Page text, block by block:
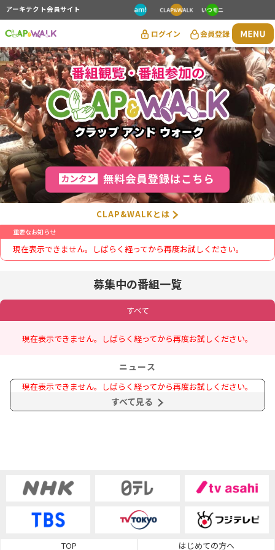
アーキテクト会員サイト
CLAP&WALKとは
重要なお知らせ
現在表示できません。しばらく経ってから再度お試しください。
募集中の番組一覧
すべて
現在表示できません。しばらく経ってから再度お試しください。
ニュース
現在表示できません。しばらく経ってから再度お試しください。
すべて見る
TOP はじめての方へ